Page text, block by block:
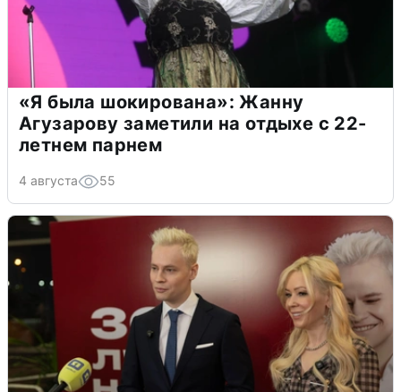
«Я была шокирована»: Жанну
Агузарову заметили на отдыхе с 22-
летнем парнем
4 августа 55